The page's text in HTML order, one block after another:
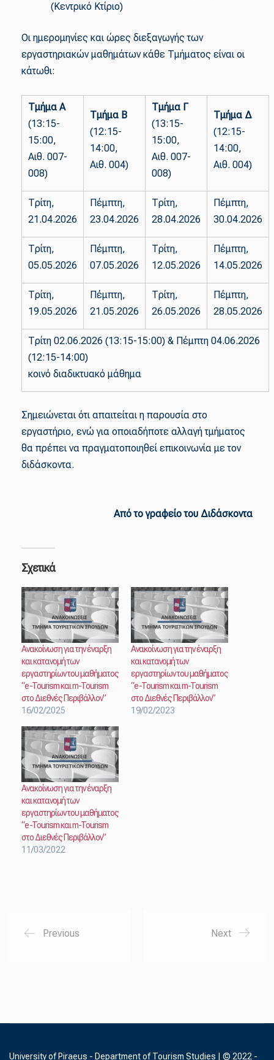
(Κεντρικό Κτίριο)
Οι ημερομηνίες και ώρες διεξαγωγής των
εργαστηριακών μαθημάτων κάθε Τμήματος είναι οι
κάτωθι:
Τμήμα Α
(13:15-
15:00,
Αιθ. 007-
008)
Τμήμα Β
(12:15-
14:00,
Αιθ. 004)
Τμήμα Γ
(13:15-
15:00,
Αιθ. 007-
008)
Τμήμα Δ
(12:15-
14:00,
Αιθ. 004)
Τρίτη,
21.04.2026
Πέμπτη,
23.04.2026
Τρίτη,
28.04.2026
Πέμπτη,
30.04.2026
Τρίτη,
05.05.2026
Πέμπτη,
07.05.2026
Τρίτη,
12.05.2026
Πέμπτη,
14.05.2026
Τρίτη,
19.05.2026
Πέμπτη,
21.05.2026
Τρίτη,
26.05.2026
Πέμπτη,
28.05.2026
Τρίτη 02.06.2026 (13:15-15:00) & Πέμπτη 04.06.2026
(12:15-14:00)
κοινό διαδικτυακό μάθημα
Σημειώνεται ότι απαιτείται η παρουσία στο
εργαστήριο, ενώ για οποιαδήποτε αλλαγή τμήματος
θα πρέπει να πραγματοποιηθεί επικοινωνία με τον
διδάσκοντα.
Από το γραφείο του Διδάσκοντα
Σχετικά
Ανακοίνωση για την έναρξη
και κατανομή των
εργαστηρίων του μαθήματος
“e-Tourism και m-Tourism
στο Διεθνές Περιβάλλον”
16/02/2025
Ανακοίνωση για την έναρξη
και κατανομή των
εργαστηρίων του μαθήματος
“e-Tourism και m-Tourism
στο Διεθνές Περιβάλλον”
19/02/2023
Ανακοίνωση για την έναρξη
και κατανομή των
εργαστηρίων του μαθήματος
“e-Tourism και m-Tourism
στο Διεθνές Περιβάλλον”
11/03/2022
Previous Next
University of Piraeus - Department of Tourism Studies | © 2022 -